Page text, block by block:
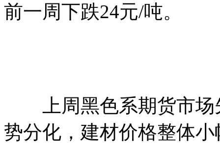
前一周下跌24元/吨。
上周黑色系期货市场
势分化，建材价格整体